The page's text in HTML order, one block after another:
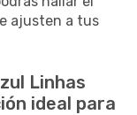
ajusten a tus
Linhas
ideal para